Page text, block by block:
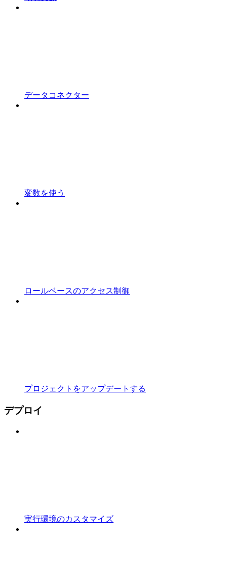
データコネクター
変数を使う
ロールベースのアクセス制御
プロジェクトをアップデートする
デプロイ
実行環境のカスタマイズ